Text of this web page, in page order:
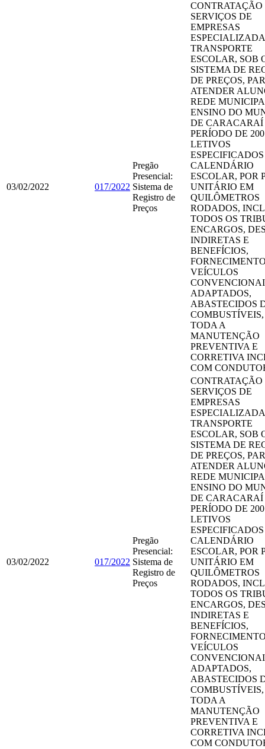
03/02/2022 017/2022
Pregão
Presencial:
Sistema de
Registro de
Preços
CONTRATAÇÃO
SERVIÇOS DE
EMPRESAS
TRANSPORTE
ESCOLAR, SOB
SISTEMA DE
DE PREÇOS,
ATENDER
REDE
ENSINO DO
DE CARACARAÍ
PERÍODO DE
LETIVOS
CALENDÁRIO
ESCOLAR, POR
UNITÁRIO EM
QUILÔMETROS
RODADOS,
TODOS OS
ENCARGOS,
INDIRETAS E
BENEFÍCIOS,
VEÍCULOS
ADAPTADOS,
ABASTECIDOS
TODA A
MANUTENÇÃO
PREVENTIVA E
CORRETIVA
COM
03/02/2022 017/2022
Pregão
Presencial:
Sistema de
Registro de
Preços
CONTRATAÇÃO
SERVIÇOS DE
EMPRESAS
TRANSPORTE
ESCOLAR, SOB
SISTEMA DE
DE PREÇOS,
ATENDER
REDE
ENSINO DO
DE CARACARAÍ
PERÍODO DE
LETIVOS
CALENDÁRIO
ESCOLAR, POR
UNITÁRIO EM
QUILÔMETROS
RODADOS,
TODOS OS
ENCARGOS,
INDIRETAS E
BENEFÍCIOS,
VEÍCULOS
ADAPTADOS,
ABASTECIDOS
TODA A
MANUTENÇÃO
PREVENTIVA E
CORRETIVA
COM